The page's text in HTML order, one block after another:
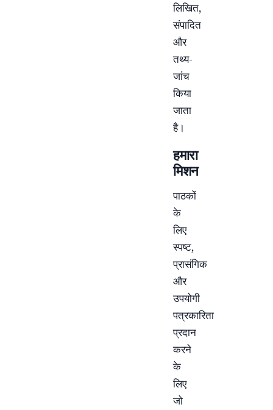
लिखित,
संपादित
और
तथ्य-
जांच
किया
जाता
है।
हमारा
मिशन
पाठकों
के
लिए
स्पष्ट,
प्रासंगिक
और
उपयोगी
पत्रकारिता
प्रदान
करने
के
लिए
जो